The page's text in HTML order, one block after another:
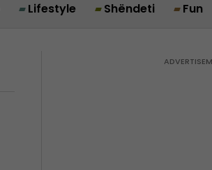
Lifestyle Shëndeti Fun